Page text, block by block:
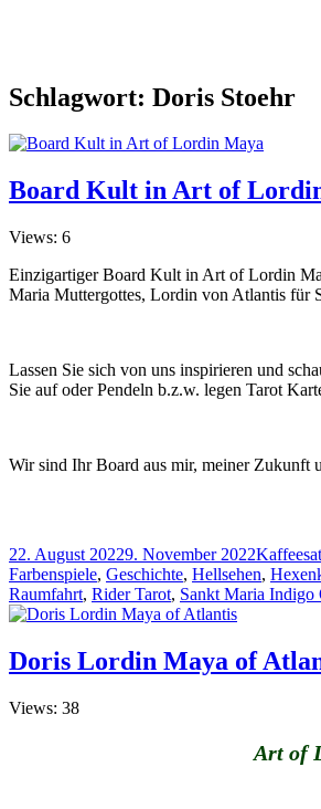
Schlagwort: Doris Stoehr
Board Kult in Art of
Views: 6
Einzigartiger Board Kult in Art of Lordin
Maria Muttergottes, Lordin von Atlantis für
Lassen Sie sich von uns inspirieren und
Sie auf oder Pendeln b.z.w. legen Tarot
Wir sind Ihr Board aus mir, meiner Zukunft
Veröffentlicht
am
22. August 20229. November 2022
Farbenspiele, Geschichte, Hellsehen,
Raumfahrt, Rider Tarot, Sankt Maria Indigo
Doris Lordin Maya of
Views: 38
Art of